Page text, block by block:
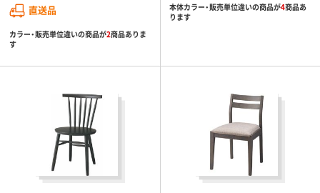
直送品
カラー・販売単位違いの商品が2商品ありま
す
本体カラー・販売単位違いの商品が4商品あ
ります